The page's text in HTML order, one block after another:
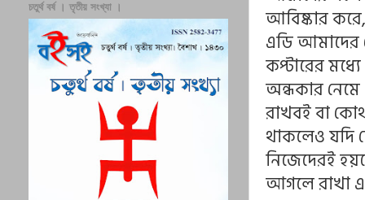
আবিষ্কার
এডি আমাদের
কপ্টারের
অন্ধকার
রাখবই বা
থাকলেও যদি
নিজেদেরই
আগলে রাখা
চতুর্থ বর্ষ । তৃতীয় সংখ্যা ।